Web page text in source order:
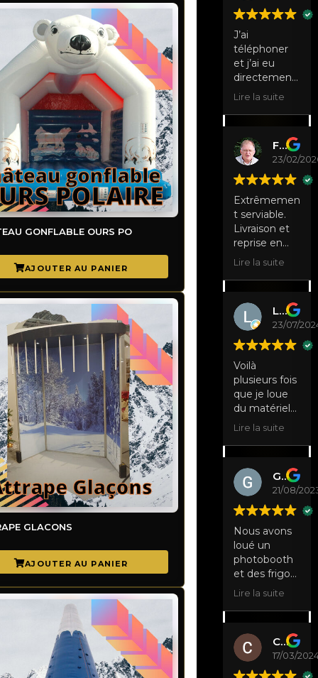
GONFLABLE OURS POLAIRE
NEIGE
GLACONS
J’ai
téléphoner
et j’ai eu
directement
de la
très gentils
Lire la suite
Francis Damoiseau
23/02/
Extrêmemen
t serviable.
Livraison et
reprise en
temps
présenté et
propreté
sans
reproche.
Lire la suite
Laurence Nibus
23/07/
Voilà
plusieurs fois
que je loue
du matériel
pour mariage
bon accueil,
et les prix
sont
compétitif je
vivement
Lire la suite
Géraldine Orban
21/08/
Nous avons
loué un
photobooth
et des frigos
pour un
sommes
totalement
satisfaits. Le
photobooth
Lire la suite
Christiane Levaux
17/03/